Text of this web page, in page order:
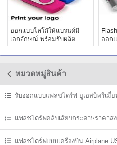
ออกแบบโลโก้ให้แบรนด์มี
เอกลักษณ์ พร้อมรับผลิต
แฟลชไดร์ฟ
ออก
โรง
หมวดหมู่สินค้า
รับออกแบบแฟลชไดร์ฟ ยูเอสบีพรีเ
แฟลชไดร์ฟคลิปเสียบกระดาษราคาส่
ราคาถูกแฟลชไดร์ฟแบบเครื่องบิน Airplane